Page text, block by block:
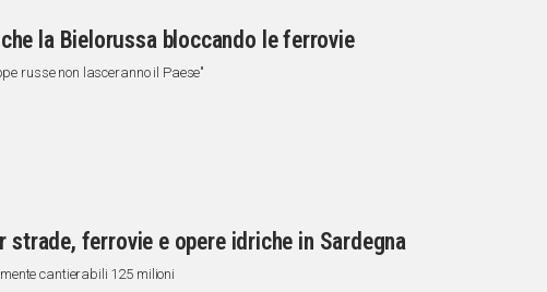
la Bielorussa bloccando le ferrovie
russe non lasceranno il Paese"
strade, ferrovie e opere idriche in Sardegna
cantierabili 125 milioni